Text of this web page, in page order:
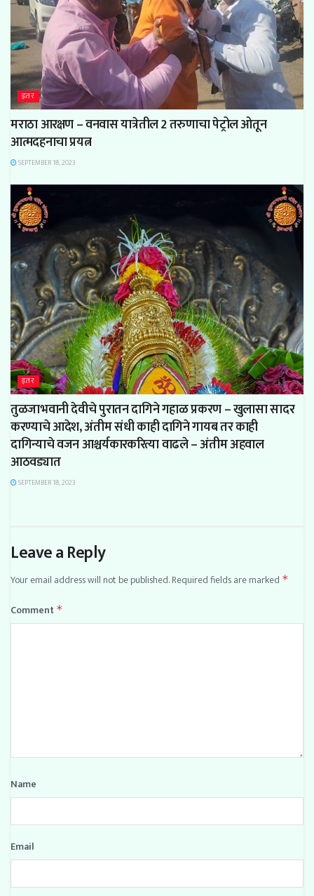
इतर
मराठा आरक्षण – वनवास यात्रेतील 2 तरुणाचा पेट्रोल ओतून
आत्मदहनाचा प्रयत्न
SEPTEMBER 18, 2023
इतर
तुळजाभवानी देवीचे पुरातन दागिने गहाळ प्रकरण – खुलासा सादर
करण्याचे आदेश, अंतीम संधी काही दागिने गायब तर काही
दागिन्याचे वजन आश्चर्यकारकरित्या वाढले – अंतीम अहवाल
आठवड्यात
SEPTEMBER 18, 2023
Leave a Reply
Your email address will not be published.Required fields are marked *
Comment *
Name
Email